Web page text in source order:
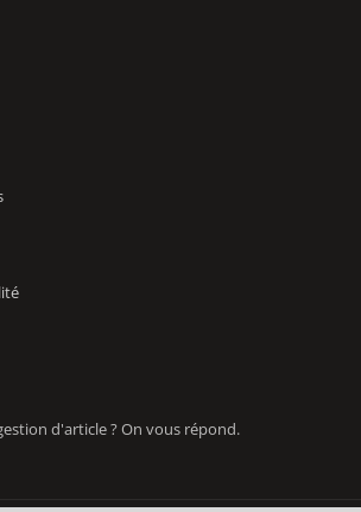
d'article ? On vous répond.